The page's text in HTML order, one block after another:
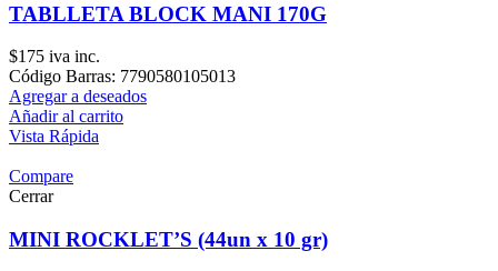
TABLLETA BLOCK MANI 170G
$175 iva inc.
Código Barras: 7790580105013
Agregar a deseados
Añadir al carrito
Vista Rápida
Compare
Cerrar
MINI ROCKLET’S (44un x 10 gr)